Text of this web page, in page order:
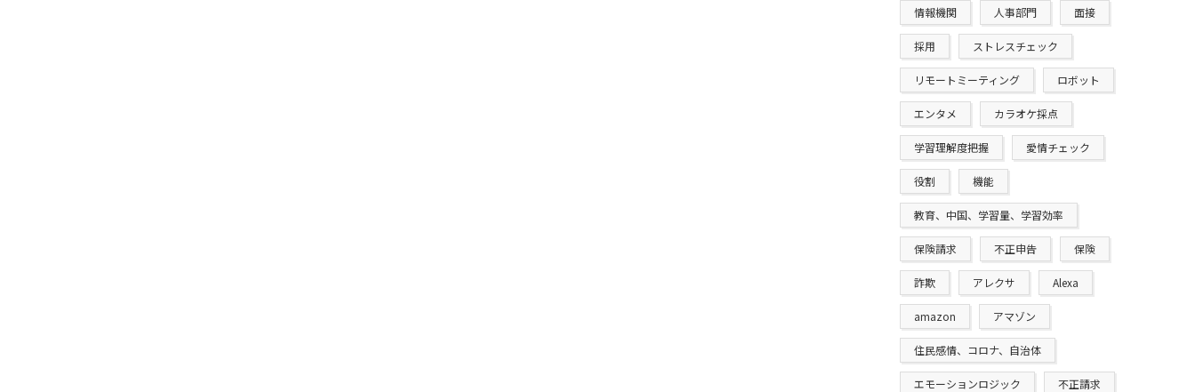
情報機関 人事部門 面接
採用 ストレスチェック
リモートミーティング ロボット
エンタメ カラオケ採点
学習理解度把握 愛情チェック
役割 機能
教育、中国、学習量、学習効率
保険請求 不正申告 保険
詐欺 アレクサ Alexa
amazon アマゾン
住民感情、コロナ、自治体
エモーションロジック 不正請求